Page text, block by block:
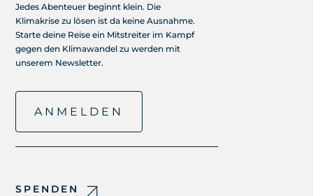
Jedes Abenteuer beginnt klein. Die
Klimakrise zu lösen ist da keine Ausnahme.
Starte deine Reise ein Mitstreiter im Kampf
gegen den Klimawandel zu werden mit
unserem Newsletter.
ANMELDEN
SPENDEN